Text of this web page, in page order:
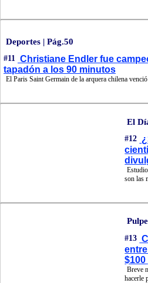
Deportes | Pág.50
#11 Christiane Endler fue
tapadón a los 90 minutos
El Paris Saint Germain de la arquera chilena
El
#12
son las
#13
Breve
hacerle